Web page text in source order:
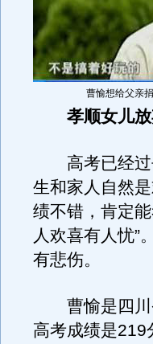
曹愉想给父亲
孝顺女儿
高考已经过
生和家人自然
绩不错，肯定
人欢喜有人忧”
有悲伤。
曹愉是四川
高考成绩是219